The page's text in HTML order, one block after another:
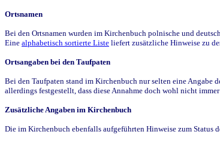
Ortsnamen
Bei den Ortsnamen wurden im Kirchenbuch polnische und
Eine alphabetisch sortierte Liste liefert zusätzliche Hinweise zu
Ortsangaben bei den Taufpaten
Bei den Taufpaten stand im Kirchenbuch nur selten eine Angabe
allerdings festgestellt, dass diese Annahme doch wohl nicht
Zusätzliche Angaben im Kirchenbuch
Die im Kirchenbuch ebenfalls aufgeführten Hinweise zum Status